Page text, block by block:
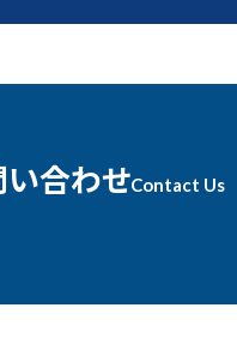
い合わせContact Us